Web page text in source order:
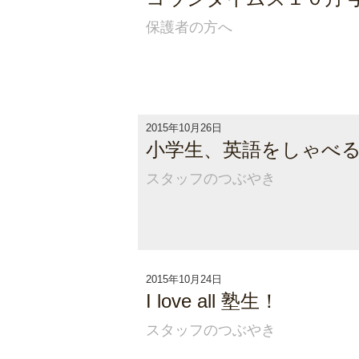
保護者の方へ
2015年10月26日
小学生、英語をしゃべ
スタッフのつぶやき
2015年10月24日
I love all 塾生！
スタッフのつぶやき